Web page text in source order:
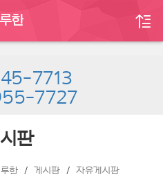
한
7713
7727
판
한 게시판 자유게시판